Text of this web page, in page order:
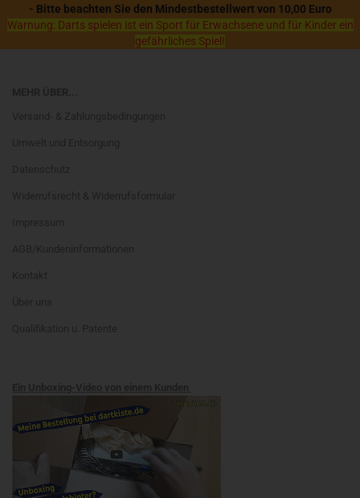
- Bitte beachten Sie den Mindestbestellwert von 10,00 Euro
Warnung: Darts spielen ist ein Sport für Erwachsene und für Kinder ein
gefährliches Spiel!